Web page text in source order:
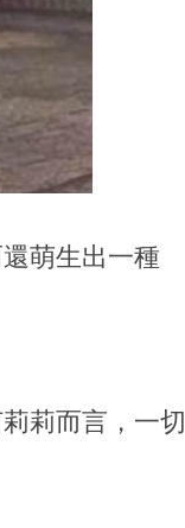
萌生出一種
莉而言，一切